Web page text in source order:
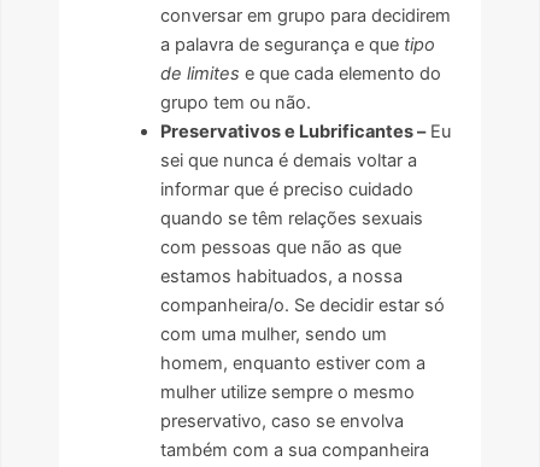
conversar em grupo para decidirem
a palavra de segurança e que tipo
de limites e que cada elemento do
grupo tem ou não.
Preservativos e Lubrificantes –Eu
sei que nunca é demais voltar a
informar que é preciso cuidado
quando se têm relações sexuais
com pessoas que não as que
estamos habituados, a nossa
companheira/o. Se decidir estar só
com uma mulher, sendo um
homem, enquanto estiver com a
mulher utilize sempre o mesmo
preservativo, caso se envolva
também com a sua companheira